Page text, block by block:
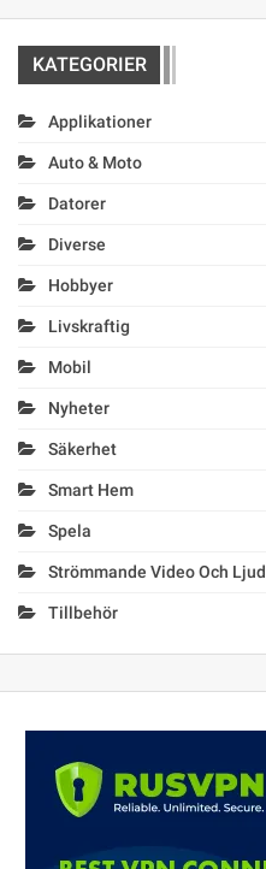
KATEGORIER
Applikationer
Auto & Moto
Datorer
Diverse
Hobbyer
Livskraftig
Mobil
Nyheter
Säkerhet
Smart Hem
Spela
Strömmande Video Och Ljud
Tillbehör